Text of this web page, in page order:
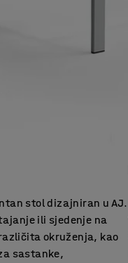
stol dizajniran u AJ.
ili sjedenje na
okruženja, kao
sastanke,